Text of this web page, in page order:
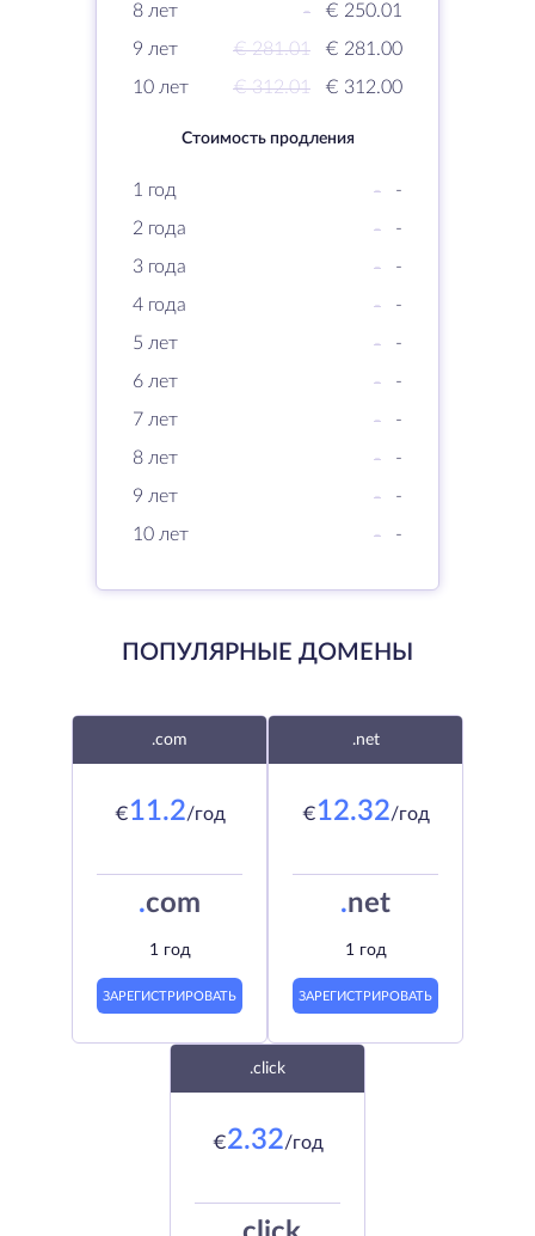
8 лет
-
€ 250.01
9 лет
€ 281.01
€ 281.00
10 лет
€ 312.01 € 312.00
Стоимость продления
1 год -
-
2 года
-
-
3 года
-
-
4 года
-
-
5 лет
-
-
6 лет
-
-
7 лет
-
-
8 лет
-
-
9 лет
-
-
10 лет
- -
ПОПУЛЯРНЫЕ ДОМЕНЫ
.com
€11.2/год
.com
1 год
ЗАРЕГИСТРИРОВАТЬ
.net
€12.32/год
.net
1 год
ЗАРЕГИСТРИРОВАТЬ
.click
€2.32/год